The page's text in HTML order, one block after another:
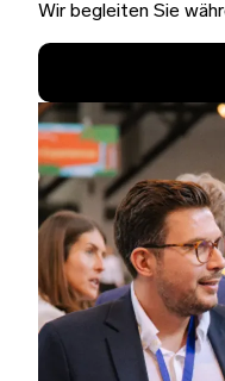
Wir begleiten Sie